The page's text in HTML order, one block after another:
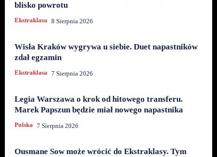
blisko powrotu
Ekstraklasa 8 Sierpnia 2026
Wisła Kraków wygrywa u siebie. Duet napastników
zdał egzamin
Ekstraklasa 7 Sierpnia 2026
Legia Warszawa o krok od hitowego transferu.
Marek Papszun będzie miał nowego napastnika
Polska 7 Sierpnia 2026
Ousmane Sow może wrócić do Ekstraklasy. Tym